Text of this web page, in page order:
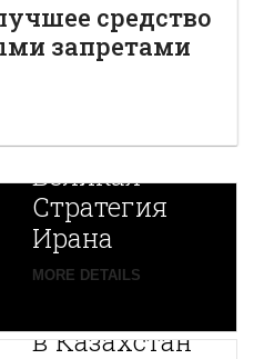
средство
запретами
Новая
Великая
Стратегия
Ирана
MORE DETAILS
Путин
в Казахстан
Центральной